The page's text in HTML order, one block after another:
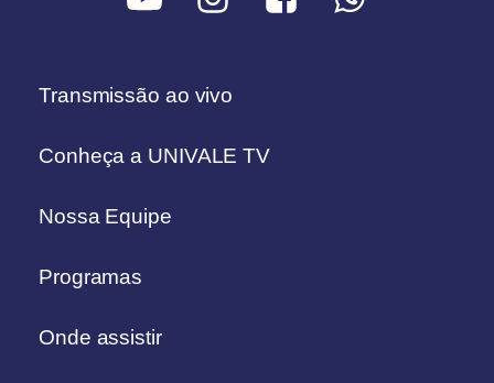
Transmissão ao vivo
Conheça a UNIVALE TV
Nossa Equipe
Programas
Onde assistir